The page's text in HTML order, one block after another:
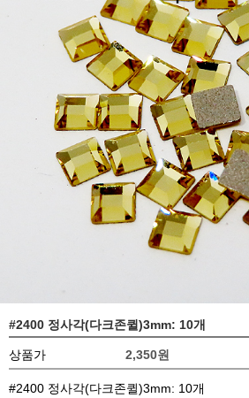
#2400 정사각(다크존퀼)3mm: 10개
상품가 2,350원
#2400 정사각(다크존퀼)3mm: 10개